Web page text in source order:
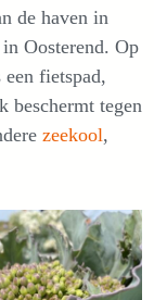
de haven in
Oosterend. Op
fietspad,
beschermt tegen
zeekool,